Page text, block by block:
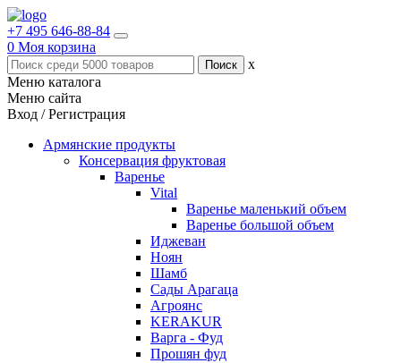
+7 495 646-88-84
0 Моя корзина
x
Меню каталога
Меню сайта
Вход / Регистрация
Армянские продукты
Консервация фруктовая
Варенье
Vital
Варенье маленький объем
Варенье большой объем
Иджеван
Ноян
Шамб
Сады Арагаца
Агроянс
KERAKUR
Варга - Фуд
Прошян фуд